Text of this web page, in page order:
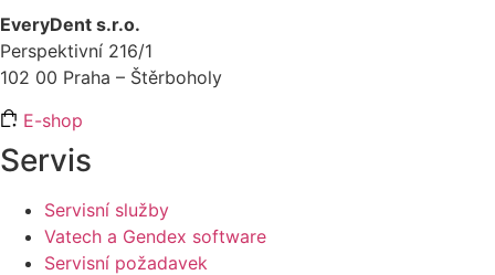
EveryDent s.r.o.
Perspektivní 216/1
102 00 Praha – Štěrboholy
E-shop
Servis
Servisní služby
Vatech a Gendex software
Servisní požadavek